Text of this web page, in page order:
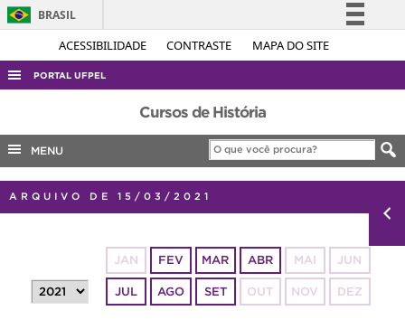
ACESSIBILIDADE CONTRASTE MAPA DO SITE
BRASIL
Simplifique!
Legislação
Canais
PORTAL UFPEL
ACESSO À INFORMAÇÃO
AUDITORIA
COBALTO
CONCURSOS
OUVIDORIA
Cursos de História
MENU
ARQUIVO DE 15/03/2021
JAN FEV MAR ABR MAI JUN
JUL AGO SET OUT NOV DEZ